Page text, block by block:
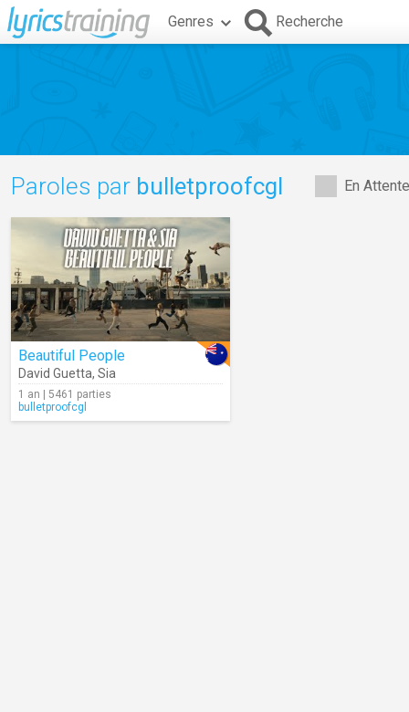
Genres Recherche
En
Paroles par bulletproofcgl
Beautiful People
David Guetta, Sia
1 an | 5461 parties
bulletproofcgl